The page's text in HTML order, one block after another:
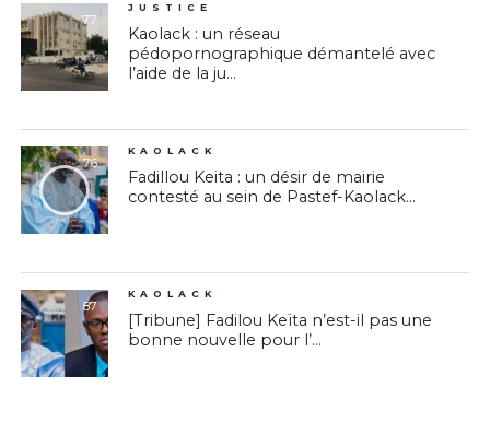
77
JUSTICE
Kaolack : un réseau
pédopornographique démantelé avec
l’aide de la ju...
76
KAOLACK
Fadillou Keita : un désir de mairie
contesté au sein de Pastef-Kaolack...
87
KAOLACK
[Tribune] Fadilou Keïta n’est-il pas une
bonne nouvelle pour l’...